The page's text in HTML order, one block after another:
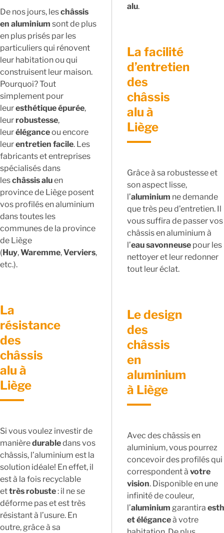
De nos jours, leschâssis
en aluminium sont de plus
en plus prisés par les
particuliers qui rénovent
leur habitation ou qui
construisent leur maison.
Pourquoi? Tout
simplement pour
leuresthétique épurée,
leur robustesse,
leuréléganceou encore
leurentretien facile. Les
fabricants et entreprises
spécialisés dans
leschâssis aluen
province de Liège posent
vos profilés en aluminium
dans toutes les
communes de la province
de Liège
(Huy,Waremme,Verviers,
etc.).
La
résistance
des
châssis
alu à
Liège
Si vous voulez investir de
manièredurabledans vos
châssis, l’aluminium est la
solution idéale! En effet, il
est à la fois recyclable
ettrès robuste: il ne se
déforme pas et est très
résistant à l’usure. En
outre, grâce à sa
alu.
La facilité
d’entretien
des
châssis
alu à
Liège
Grâce à sa robustesse et
son aspect lisse,
l’aluminium ne demande
que très peu d’entretien. Il
vous suffira de passer vos
châssis en aluminium à
l’eau savonneuse pour les
nettoyer et leur redonner
tout leur éclat.
Le design
des
châssis
en
aluminium
à Liège
Avec des châssis en
aluminium, vous pourrez
concevoir des profilés qui
correspondent à votre
vision. Disponible en une
infinité de couleur,
l’aluminium garantira
et éléganceà votre